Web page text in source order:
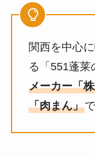
関西を中心
る「551蓬莱
メーカー「
「肉まん」